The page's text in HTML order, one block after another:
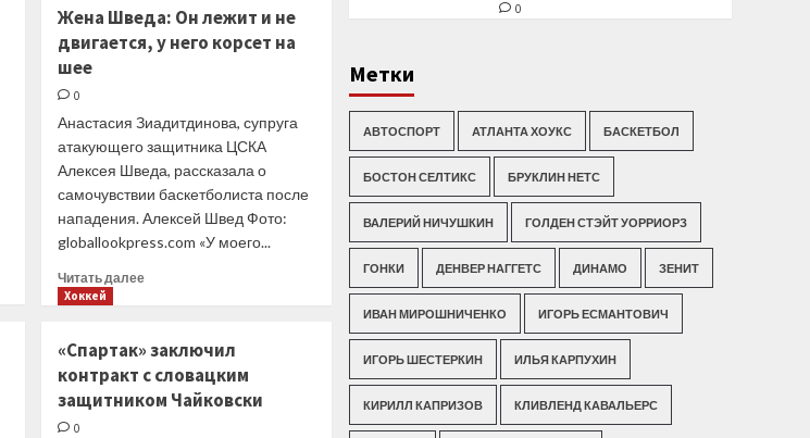
назвал
фарсом
бюджетов
в
Ф1
Жена Шведа: Он лежит и не
двигается, у него корсет на
шее
0
Анастасия Зиадитдинова, супруга
атакующего защитника ЦСКА
Алексея Шведа, рассказала о
самочувствии баскетболиста после
нападения. Алексей Швед Фото:
globallookpress.com «У моего...
Читать далееПрочитать
Шведа:
Он
лежит
Хоккей
«Спартак» заключил
контракт с словацким
защитником Чайковски
0
0
Метки
АВТОСПОРТ АТЛАНТА ХОУКС БАСКЕТБОЛ
БОСТОН СЕЛТИКС БРУКЛИН НЕТС
ВАЛЕРИЙ НИЧУШКИН ГОЛДЕН СТЭЙТ УОРРИОРЗ
ГОНКИ ДЕНВЕР НАГГЕТС ДИНАМО ЗЕНИТ
ИВАН МИРОШНИЧЕНКО ИГОРЬ ЕСМАНТОВИЧ
ИГОРЬ ШЕСТЕРКИН ИЛЬЯ КАРПУХИН
КИРИЛЛ КАПРИЗОВ КЛИВЛЕНД КАВАЛЬЕРС